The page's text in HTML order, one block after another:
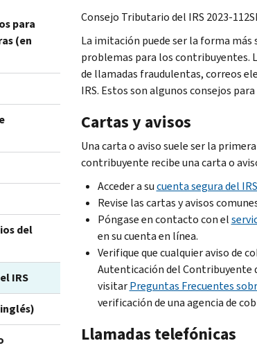
para
(en
del
IRS
Consejo Tributario del IRS 2023-
La imitación puede ser la forma más
problemas para los contribuyentes.
de llamadas fraudulentas, correos
IRS. Estos son algunos consejos
Cartas y avisos
Una carta o aviso suele ser la
contribuyente recibe una carta o
Acceder a sucuenta segura del
Revise las cartas y avisos
Póngase en contacto con el
en su cuenta en línea.
Verifique que cualquier aviso de
Autenticación del Contribuyente
visitarPreguntas Frecuentes
verificación de una agencia de
Llamadas telefónicas